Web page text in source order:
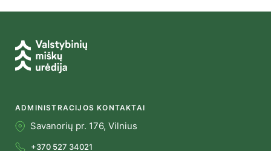
ADMINISTRACIJOS KONTAKTAI
Savanorių pr. 176, Vilnius
+370 527 34021